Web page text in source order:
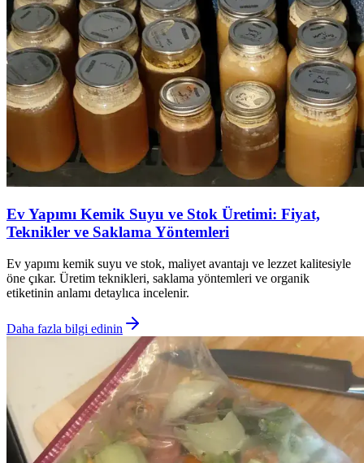
Ev Yapımı Kemik Suyu ve Stok Üretimi: Fiyat,
Teknikler ve Saklama Yöntemleri
Ev yapımı kemik suyu ve stok, maliyet avantajı ve lezzet kalitesiyle
öne çıkar. Üretim teknikleri, saklama yöntemleri ve organik
etiketinin anlamı detaylıca incelenir.
Daha fazla bilgi edinin